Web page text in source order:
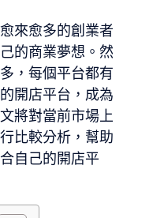
來愈多的創業者
的商業夢想。然
，每個平台都有
開店平台，成為
將對當前市場上
比較分析，幫助
自己的開店平